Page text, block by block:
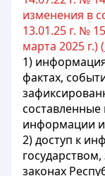
изменения в
13.01.25 г. №
марта 2025 г.) (
1)
фактах,
информации
2) доступ к
законах